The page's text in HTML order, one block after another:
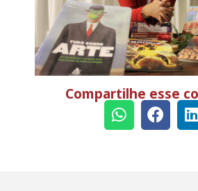
Compartilhe esse